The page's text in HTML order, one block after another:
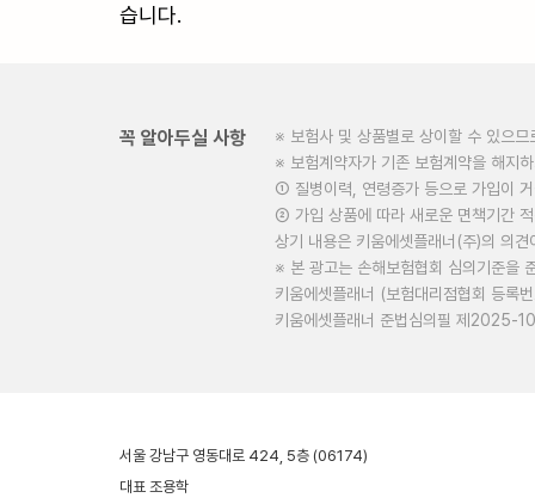
습니다.
꼭 알아두실 사항
※ 보험사 및 상품별로 상이할 수 있으
※ 보험계약자가 기존 보험계약을 해지
① 질병이력, 연령증가 등으로 가입이
② 가입 상품에 따라 새로운 면책기간
상기 내용은 키움에셋플래너(주)의 의
※ 본 광고는 손해보험협회 심의기준을
키움에셋플래너 (보험대리점협회 등
키움에셋플래너 준법심의필 제
서울 강남구 영동대로 424, 5층 (06174)
대표 조용학